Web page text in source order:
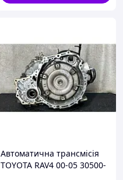
Автоматична трансмісія
TOYOTA RAV4 00-05 30500-